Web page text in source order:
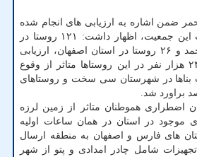
ضمن اشاره به ارزیابی های انجام شده
از جانب تیم های ارزیاب این جمعیت، اظهار داشت: ۱۲۱ روستا در
استان کهگیلویه و بویراحمد و ۲۶ روستا در استان اصفهان، ارزیابی
شدند و بر این اساس ۲۴ هزار نفر در این روستاها متاثر از وقوع
بناها در شهرستان سی سخت و روستاهای
اضطراری هموطنان متاثر از زمین لرزه
موجود در استان در همان ساعات اولیه
استان های فارس و اصفهان به منطقه ارسال
شامل چادر امدادی و پتو از شهر